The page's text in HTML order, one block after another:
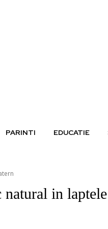
PARINTI EDUCATIE
in